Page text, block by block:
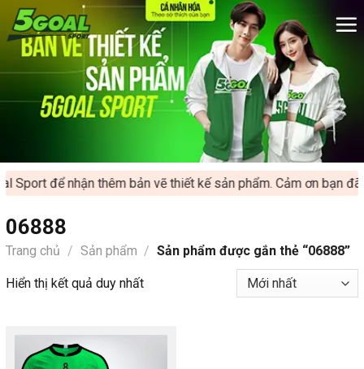
Chuyển
đến
dung
để nhận thêm bản vẽ thiết kế sản phẩm. Cảm ơn bạn đã
06888
Trang chủ / Sản phẩm / Sản phẩm được gắn thẻ “06888”
Hiển thị kết quả duy nhất